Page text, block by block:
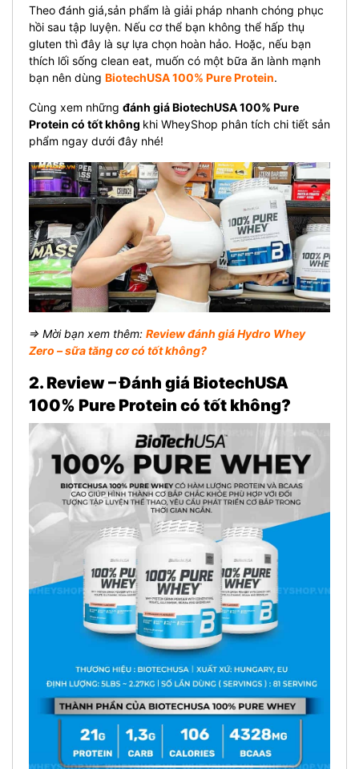
Theo đánh giá,sản phẩm là giải pháp nhanh chóng phục
hồi sau tập luyện. Nếu cơ thể bạn không thể hấp thụ
gluten thì đây là sự lựa chọn hoàn hảo. Hoặc, nếu bạn
thích lối sống clean eat, muốn có một bữa ăn lành mạnh
bạn nên dùng BiotechUSA 100% Pure Protein.
Cùng xem những đánh giá BiotechUSA 100% Pure
Protein có tốt không khi WheyShop phân tích chi tiết sản
phẩm ngay dưới đây nhé!
⇒ Mời bạn xem thêm: Review đánh giá Hydro Whey
Zero – sữa tăng cơ có tốt không?
2. Review – Đánh giá BiotechUSA
100% Pure Protein có tốt không?